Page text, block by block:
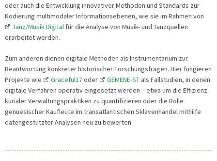
oder auch die Entwicklung innovativer Methoden und Standards zur
Kodierung multimodaler Informationsebenen, wie sie im Rahmen von
Tanz/Musik Digital für die Analyse von Musik- und Tanzquellen
erarbeitet werden.
Zum anderen dienen digitale Methoden als Instrumentarium zur
Beantwortung konkreter historischer Forschungsfragen. Hier fungieren
Projekte wie
Graceful17oder GEMENE-ST als Fallstudien, in denen
digitale Verfahren operativ eingesetzt werden – etwa um die Effizienz
kurialer Verwaltungspraktiken zu quantifizieren oder die Rolle
genuesischer Kaufleute im transatlantischen Sklavenhandel mithilfe
datengestützter Analysen neu zu bewerten.